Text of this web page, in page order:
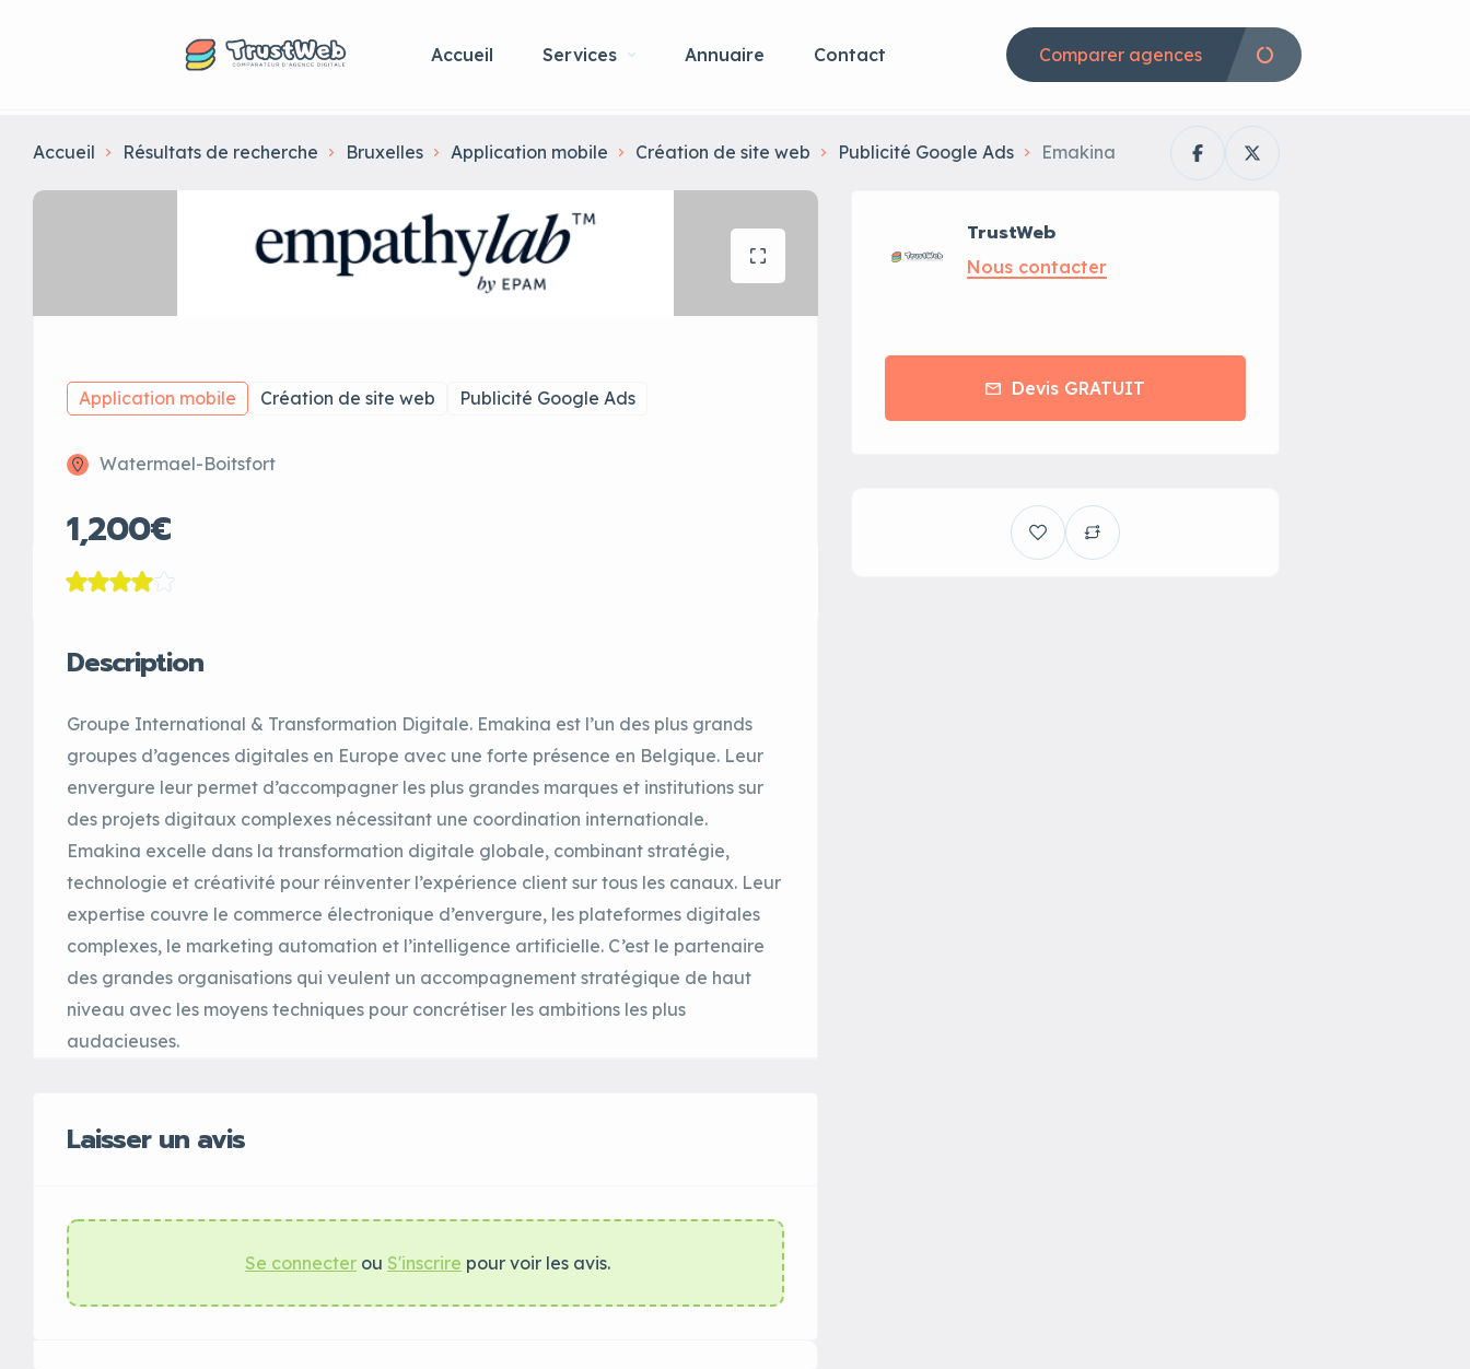
Accueil Services Annuaire Contact Comparer agences
Accueil Résultats de recherche Bruxelles Application mobile Création de site web Publicité Google Ads Emakina
Application mobile Création de site web Publicité Google Ads
Watermael-Boitsfort
1,200€
Description
Groupe International & Transformation Digitale. Emakina est l’un des plus grands
groupes d’agences digitales en Europe avec une forte présence en Belgique. Leur
envergure leur permet d’accompagner les plus grandes marques et institutions sur
des projets digitaux complexes nécessitant une coordination internationale.
Emakina excelle dans la transformation digitale globale, combinant stratégie,
technologie et créativité pour réinventer l’expérience client sur tous les canaux. Leur
expertise couvre le commerce électronique d’envergure, les plateformes digitales
complexes, le marketing automation et l’intelligence artificielle. C’est le partenaire
des grandes organisations qui veulent un accompagnement stratégique de haut
niveau avec les moyens techniques pour concrétiser les ambitions les plus
audacieuses.
Laisser un avis
Se connecter ou S'inscrire pour voir les avis.
TrustWeb
Nous contacter
Devis GRATUIT